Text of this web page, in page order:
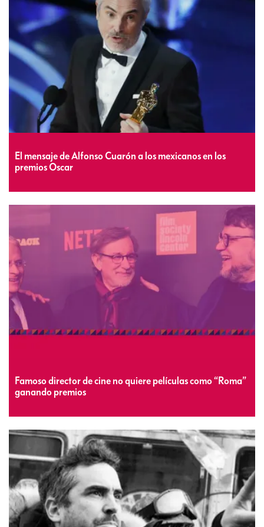
El mensaje de Alfonso Cuarón a los mexicanos en los
premios Oscar
Famoso director de cine no quiere películas como “Roma”
ganando premios